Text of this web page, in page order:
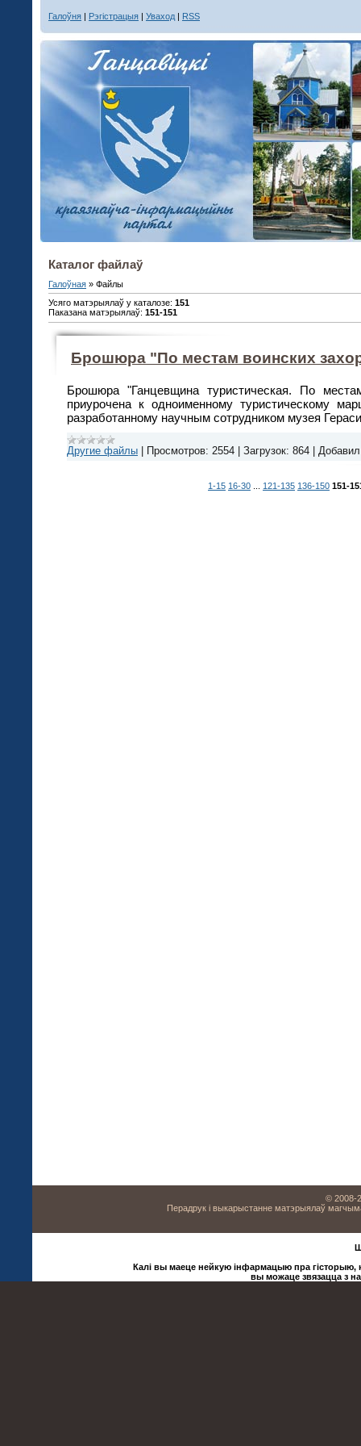
Галоўня | Рэгістрацыя | Уваход | RSS
Каталог файлаў
Галоўная » Файлы
Усяго матэрыялаў у каталозе: 151
Паказана матэрыялаў: 151-151
Брошюра "По местам воинских
Брошюра "Ганцевщина туристическая. По
приурочена к одноименному туристическому
разработанному научным сотрудником музея
Другие файлы Просмотров: 2554 Загрузок: 864
1-15 16-30 121-135 136-150 151-
© 2008-
Перадрук і выкарыстанне матэрыялаў
Калі вы маеце нейкую інфармацыю пра гісторыю,
вы можаце звязацца з